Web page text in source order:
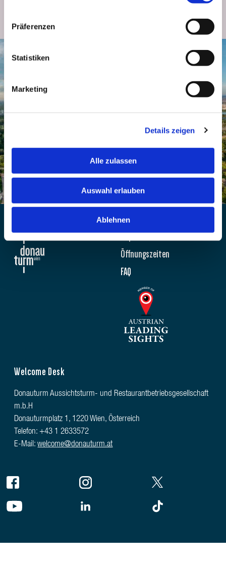
Präferenzen
Statistiken
Marketing
Details zeigen
Alle zulassen
Auswahl erlauben
AblehnenNewsletter
Impressum
Öffnungszeiten
FAQ
Welcome Desk
Donauturm Aussichtsturm- und Restaurantbetriebsgesellschaft
m.b.H
Donauturmplatz 1, 1220 Wien, Österreich
Telefon: +43 1 2633572
E-Mail:welcome@donauturm.at